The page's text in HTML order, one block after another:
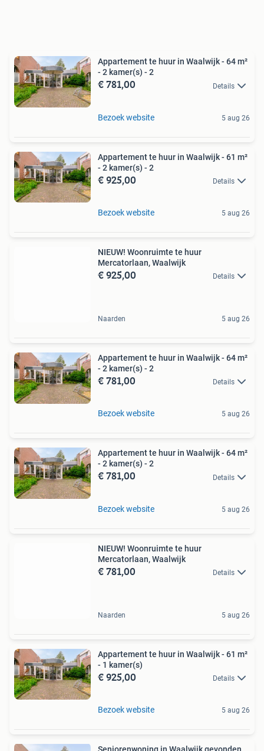
Appartement te huur in Waalwijk - 64 m²
- 2 kamer(s) - 2
€ 781,00 Details
Bezoek website 5 aug 26
Appartement te huur in Waalwijk - 61 m²
- 2 kamer(s) - 2
€ 925,00 Details
Bezoek website 5 aug 26
NIEUW! Woonruimte te huur
Mercatorlaan, Waalwijk
€ 925,00 Details
Naarden 5 aug 26
Appartement te huur in Waalwijk - 64 m²
- 2 kamer(s) - 2
€ 781,00 Details
Bezoek website 5 aug 26
Appartement te huur in Waalwijk - 64 m²
- 2 kamer(s) - 2
€ 781,00 Details
Bezoek website 5 aug 26
NIEUW! Woonruimte te huur
Mercatorlaan, Waalwijk
€ 781,00 Details
Naarden 5 aug 26
Appartement te huur in Waalwijk - 61 m²
- 1 kamer(s)
€ 925,00 Details
Bezoek website 5 aug 26